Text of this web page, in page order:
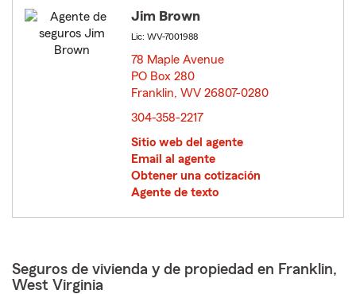
Jim Brown
Lic: WV-7001988
78 Maple Avenue
PO Box 280
Franklin, WV 26807-0280
304-358-2217
Sitio web del agente
Email al agente
Obtener una cotización
Agente de texto
Seguros de vivienda y de propiedad en Franklin,
West Virginia